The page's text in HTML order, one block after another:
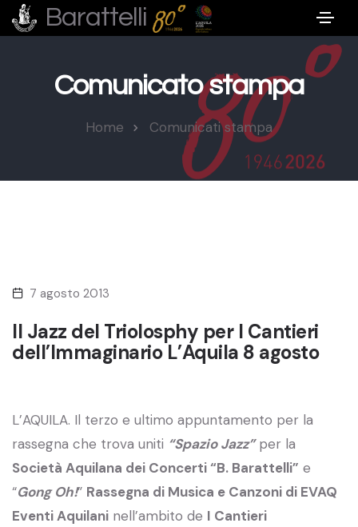
Barattelli
Comunicato stampa
Home Comunicati stampa
7 agosto 2013
Il Jazz del Triolosphy per I Cantieri
dell’Immaginario L’Aquila 8 agosto
L’AQUILA. Il terzo e ultimo appuntamento per la
rassegna che trova uniti “Spazio Jazz”per la
Società Aquilana dei Concerti “B. Barattelli” e
“Gong Oh!” Rassegna di Musica e Canzoni di EVAQ
Eventi Aquilani nell’ambito de I Cantieri